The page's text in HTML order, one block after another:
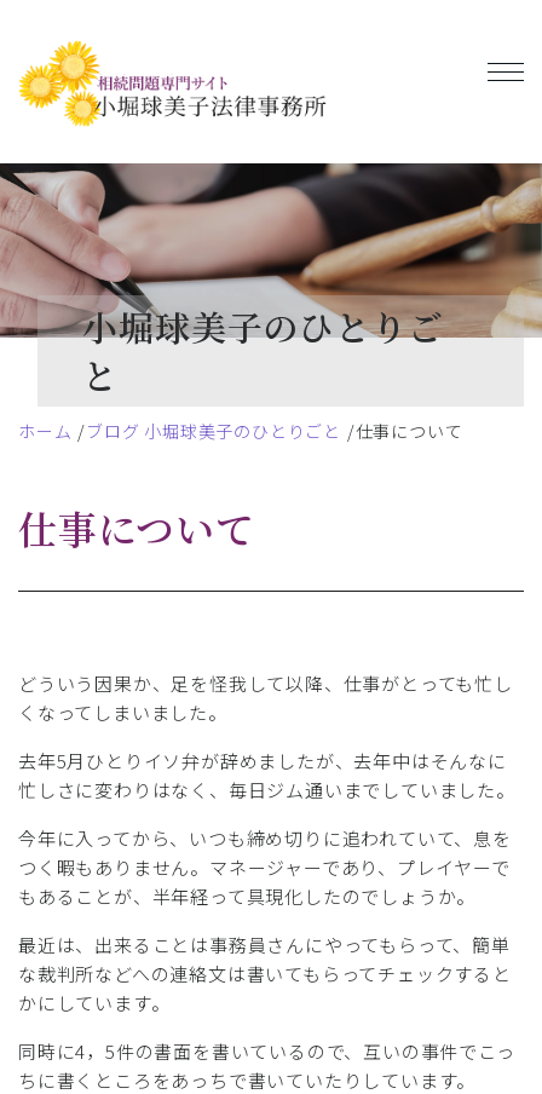
小堀球美子のひとりご
と
ホーム ブログ 小堀球美子のひとりごと 仕事について
仕事について
どういう因果か、足を怪我して以降、仕事がとっても忙し
くなってしまいました。
去年5月ひとりイソ弁が辞めましたが、去年中はそんなに
忙しさに変わりはなく、毎日ジム通いまでしていました。
今年に入ってから、いつも締め切りに追われていて、息を
つく暇もありません。マネージャーであり、プレイヤーで
もあることが、半年経って具現化したのでしょうか。
最近は、出来ることは事務員さんにやってもらって、簡単
な裁判所などへの連絡文は書いてもらってチェックすると
かにしています。
同時に4，5件の書面を書いているので、互いの事件でこっ
ちに書くところをあっちで書いていたりしています。